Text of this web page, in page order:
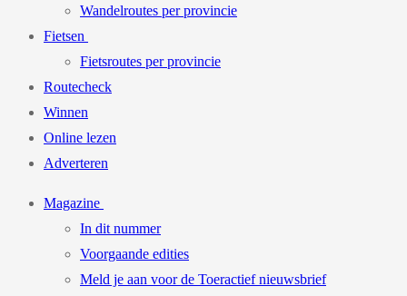
Wandelroutes per provincie
Fietsen
Fietsroutes per provincie
Routecheck
Winnen
Online lezen
Adverteren
Magazine
In dit nummer
Voorgaande edities
Meld je aan voor de Toeractief nieuwsbrief